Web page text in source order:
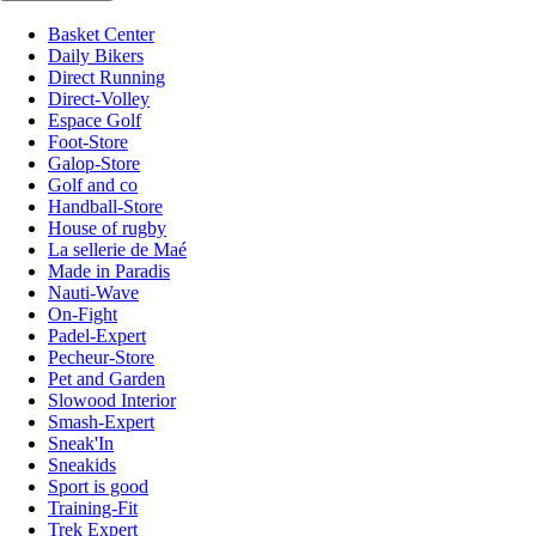
Basket Center
Daily Bikers
Direct Running
Direct-Volley
Espace Golf
Foot-Store
Galop-Store
Golf and co
Handball-Store
House of rugby
La sellerie de Maé
Made in Paradis
Nauti-Wave
On-Fight
Padel-Expert
Pecheur-Store
Pet and Garden
Slowood Interior
Smash-Expert
Sneak'In
Sneakids
Sport is good
Training-Fit
Trek Expert